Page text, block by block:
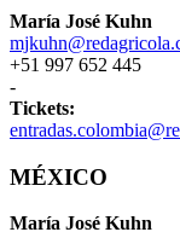
María José Kuhn
+51 997 652 445
-
Tickets:
MÉXICO
María José Kuhn